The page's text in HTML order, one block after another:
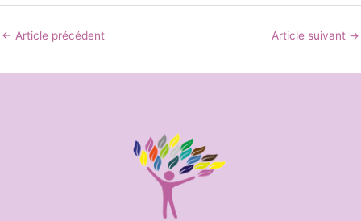
← Article précédent Article suivant →